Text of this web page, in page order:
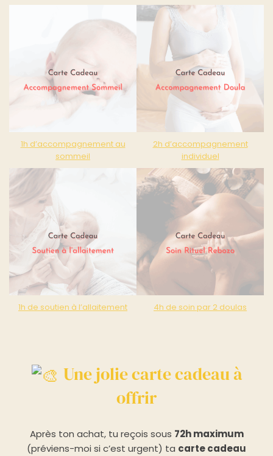
1h d’accompagnement au
sommeil
2h d’accompagnement
individuel
1h de soutien à l’allaitement 4h de soin par 2 doulas
Une jolie carte cadeau à
offrir
Après ton achat, tu reçois sous 72h maximum
(préviens-moi si c’est urgent) ta carte cadeau